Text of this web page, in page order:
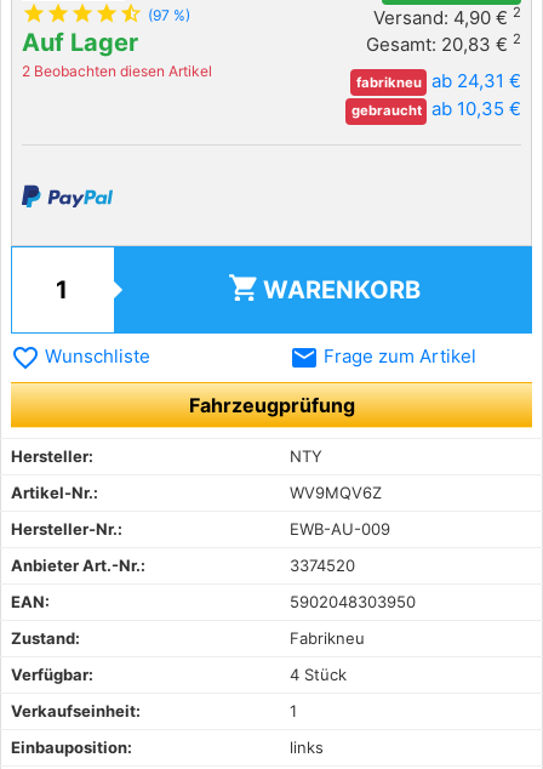
star star star star star_half (97 %)
Auf Lager
2 Beobachten diesen Artikel
Versand: 4,90 € 2
Gesamt: 20,83 € 2
fabrikneu ab 24,31 €
gebraucht ab 10,35 €
shopping_cart WARENKORB
favorite_border Wunschliste email Frage zum Artikel
Fahrzeugprüfung
Hersteller:
NTY
Artikel-Nr.:
WV9MQV6Z
Hersteller-Nr.:
EWB-AU-009
Anbieter Art.-Nr.:
3374520
EAN:
5902048303950
Zustand:
Fabrikneu
Verfügbar:
4 Stück
Verkaufseinheit:
1
Einbauposition:
links